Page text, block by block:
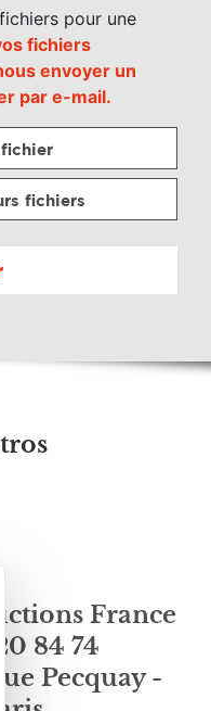
pour une
fichiers
envoyer un
par e-mail.
fichiers
France
84 74
Pecquay -